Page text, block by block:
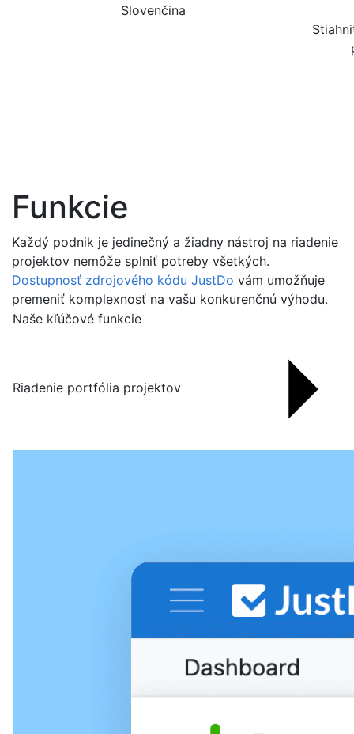
Slovenčina
Funkcie
Každý podnik je jedinečný a žiadny nástroj na riadenie
projektov nemôže splniť potreby všetkých.
Dostupnosť zdrojového kódu JustDo vám umožňuje
premeniť komplexnosť na vašu konkurenčnú výhodu.
Naše kľúčové funkcie
Riadenie portfólia projektov